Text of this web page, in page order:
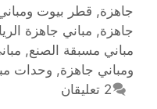
جاهزة, قطر بيوت
جاهزة, مباني جاهزة
مباني مسبقة الصنع,
ومباني جاهزة, وحدات
2 تعليقان